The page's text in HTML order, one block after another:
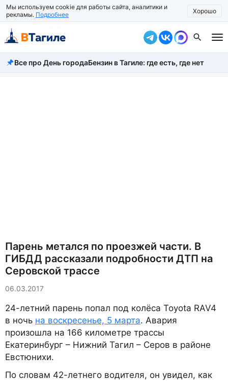
Мы используем cookie для работы сайта, аналитики и
рекламы. Подробнее Хорошо
Все новости
Все про День городаБензин в Тагиле: где есть, где нет
Парень метался по проезжей части. В
ГИБДД рассказали подробности ДТП на
Серовской трассе
06.03.2017
24-летний парень попал под колёса Toyota RAV4
в ночь на воскресенье, 5 марта. Авария
произошла на 166 километре трассы
Екатеринбург – Нижний Тагил – Серов в районе
Евстюнихи.
По словам 42-летнего водителя, он увидел, как